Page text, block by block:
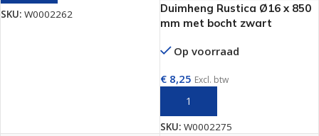
SKU: W0002262
Duimheng Rustica Ø16 x 850
mm met bocht zwart
Op voorraad
€8,25 Excl. btw
SKU: W0002275